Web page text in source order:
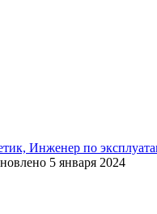
Инженер по
5 января 2024